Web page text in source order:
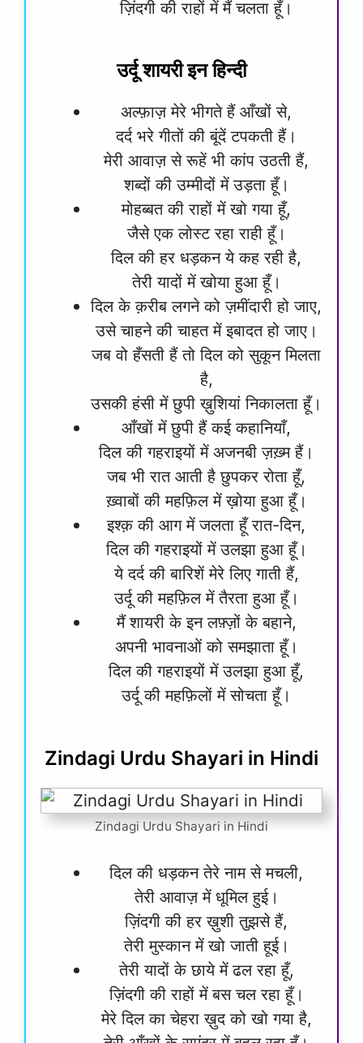
ज़िंदगी की राहों में मैं चलता हूँ।
उर्दू शायरी इन हिन्दी
अल्फ़ाज़ मेरे भीगते हैं आँखों से,
दर्द भरे गीतों की बूंदें टपकती हैं।
मेरी आवाज़ से रूहें भी कांप उठती हैं,
शब्दों की उम्मीदों में उड़ता हूँ।
मोहब्बत की राहों में खो गया हूँ,
जैसे एक लोस्ट रहा राही हूँ।
दिल की हर धड़कन ये कह रही है,
तेरी यादों में खोया हुआ हूँ।
दिल के क़रीब लगने को ज़मींदारी हो जाए,
उसे चाहने की चाहत में इबादत हो जाए।
जब वो हँसती हैं तो दिल को सुकून मिलता
है,
उसकी हंसी में छुपी ख़ुशियां निकालता हूँ।
आँखों में छुपी हैं कई कहानियाँ,
दिल की गहराइयों में अजनबी ज़ख़्म हैं।
जब भी रात आती है छुपकर रोता हूँ,
ख़्वाबों की महफ़िल में ख़ोया हुआ हूँ।
इश्क़ की आग में जलता हूँ रात-दिन,
दिल की गहराइयों में उलझा हुआ हूँ।
ये दर्द की बारिशें मेरे लिए गाती हैं,
उर्दू की महफ़िल में तैरता हुआ हूँ।
मैं शायरी के इन लफ़्ज़ों के बहाने,
अपनी भावनाओं को समझाता हूँ।
दिल की गहराइयों में उलझा हुआ हूँ,
उर्दू की महफ़िलों में सोचता हूँ।
Zindagi Urdu Shayari in Hindi
Zindagi Urdu Shayari in Hindi
दिल की धड़कन तेरे नाम से मचली,
तेरी आवाज़ में धूमिल हुई।
ज़िंदगी की हर ख़ुशी तुझसे हैं,
तेरी मुस्कान में खो जाती हूई।
तेरी यादों के छाये में ढल रहा हूँ,
ज़िंदगी की राहों में बस चल रहा हूँ।
मेरे दिल का चेहरा ख़ुद को खो गया है,